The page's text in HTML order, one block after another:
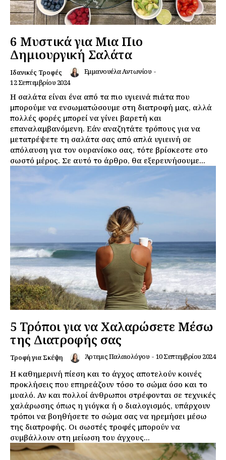
6 Μυστικά για Μια Πιο
Δημιουργική Σαλάτα
Ιδανικές Τροφές Εμμανουέλα Αντωνίου -
12 Σεπτεμβρίου 2024
Η σαλάτα είναι ένα από τα πιο υγιεινά πιάτα που
μπορούμε να ενσωματώσουμε στη διατροφή μας, αλλά
πολλές φορές μπορεί να γίνει βαρετή και
επαναλαμβανόμενη. Εάν αναζητάτε τρόπους για να
μετατρέψετε τη σαλάτα σας από απλά υγιεινή σε
απόλαυση για τον ουρανίσκο σας, τότε βρίσκεστε στο
σωστό μέρος. Σε αυτό το άρθρο, θα εξερευνήσουμε...
5 Τρόποι για να Χαλαρώσετε Μέσω
της Διατροφής σας
Τροφή για Σκέψη Άρτεμις Παλαιολόγου - 10 Σεπτεμβρίου 2024
Η καθημερινή πίεση και το άγχος αποτελούν κοινές
προκλήσεις που επηρεάζουν τόσο το σώμα όσο και το
μυαλό. Αν και πολλοί άνθρωποι στρέφονται σε τεχνικές
χαλάρωσης όπως η γιόγκα ή ο διαλογισμός, υπάρχουν
τρόποι να βοηθήσετε το σώμα σας να ηρεμήσει μέσω
της διατροφής. Οι σωστές τροφές μπορούν να
συμβάλλουν στη μείωση του άγχους...